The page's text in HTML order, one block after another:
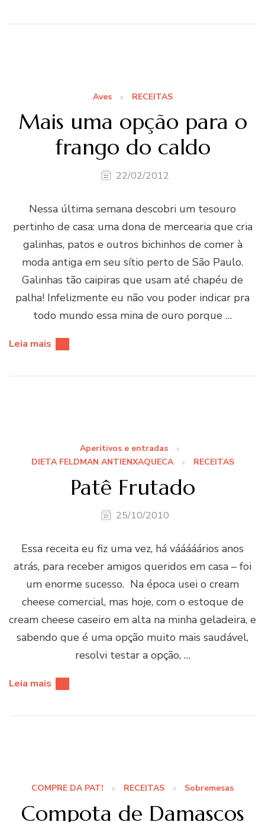
Aves RECEITAS
Mais uma opção para o
frango do caldo
22/02/2012
Nessa última semana descobri um tesouro
pertinho de casa: uma dona de mercearia que cria
galinhas, patos e outros bichinhos de comer à
moda antiga em seu sítio perto de São Paulo.
Galinhas tão caipiras que usam até chapéu de
palha! Infelizmente eu não vou poder indicar pra
todo mundo essa mina de ouro porque …
Leia mais
Aperitivos e entradas
DIETA FELDMAN ANTIENXAQUECA
RECEITAS
Patê Frutado
25/10/2010
Essa receita eu fiz uma vez, há vááááários anos
atrás, para receber amigos queridos em casa – foi
um enorme sucesso. Na época usei o cream
cheese comercial, mas hoje, com o estoque de
cream cheese caseiro em alta na minha geladeira, e
sabendo que é uma opção muito mais saudável,
resolvi testar a opção, …
Leia mais
COMPRE DA PAT! RECEITAS Sobremesas
Compota de Damascos